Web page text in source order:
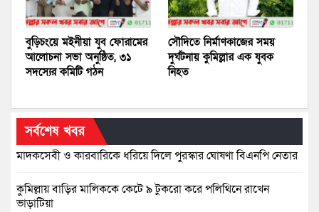
বুড়িচংয়ে মইনীয়া যুব ফোরামের
আলোচনা সভা অনুষ্ঠিত, ৩১
সদস্যের কমিটি গঠন
সৌদিতে নির্মাণকাজের সময়
দুর্ঘটনায় কুমিল্লার এক যুবক
নিহত
সর্বশেষ খবর
মাদকসেবী ও কারবারিকে ধরিয়ে দিলে পুরস্কার ঘোষণা বিএনপি নেতার
কুমিল্লায় বাড়ির মালিককে কেটে ৯ টুকরো করে পলিথিনে রাখেন
ভাড়াটিয়া